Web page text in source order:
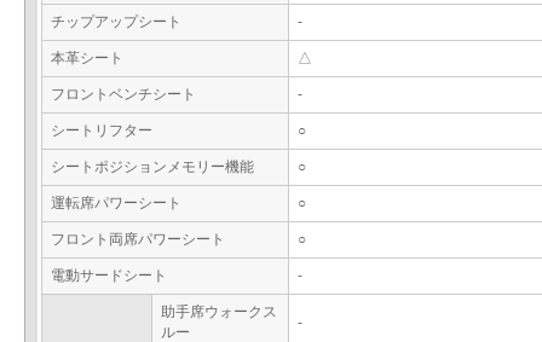
チップアップシート -
本革シート △
フロントベンチシート -
シートリフター ○
シートポジションメモリー機能 ○
運転席パワーシート ○
フロント両席パワーシート ○
電動サードシート -
助手席ウォークス
ルー
-